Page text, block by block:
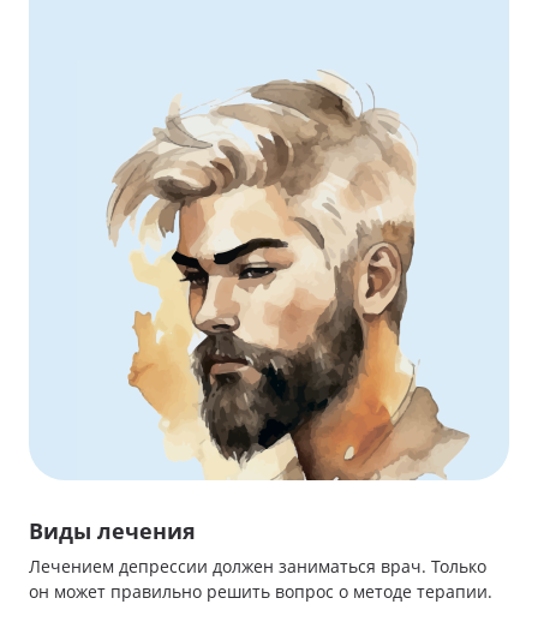
Виды лечения
Лечением депрессии должен заниматься врач. Только
он может правильно решить вопрос о методе терапии.